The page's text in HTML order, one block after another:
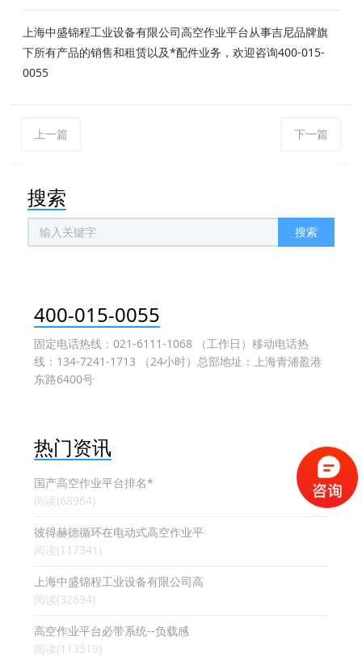
上海中盛锦程工业设备有限公司高空作业平台从事吉尼品牌旗
下所有产品的销售和租赁以及*配件业务，欢迎咨询400-015-
0055
上一篇 下一篇
搜索
搜索
400-015-0055
固定电话热线：021-6111-1068 （工作日）移动电话热
线：134-7241-1713 （24小时）总部地址：上海青浦盈港
东路6400号
热门资讯
国产高空作业平台排名*
阅读(68964)
彼得赫德循环在电动式高空作业平
阅读(117341)
上海中盛锦程工业设备有限公司高
阅读(32694)
高空作业平台必带系统--负载感
阅读(113519)